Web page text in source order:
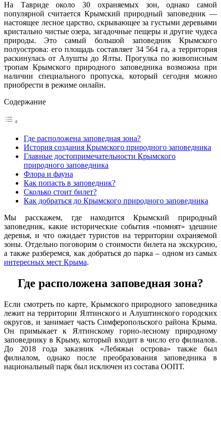
На Тавриде около 30 охраняемых зон, однако самой
популярной считается Крымский природный заповедник —
настоящее лесное царство, скрывающее за густыми деревьями
кристально чистые озера, загадочные пещеры и другие чудеса
природы. Это самый большой заповедник Крымского
полуострова: его площадь составляет 34 564 га, а территория
раскинулась от Алушты до Ялты. Прогулка по живописным
тропам Крымского природного заповедника возможна при
наличии специального пропуска, который сегодня можно
приобрести в режиме онлайн.
Содержание
Где расположена заповедная зона?
История создания Крымского природного заповедника
Главные достопримечательности Крымского
природного заповедника
Флора и фауна
Как попасть в заповедник?
Сколько стоит билет?
Как добраться до Крымского природного заповедника
Мы расскажем, где находится Крымский природный
заповедник, какие исторические события «помнят» здешние
деревья, и что ожидает туристов на территории охраняемой
зоны. Отдельно поговорим о стоимости билета на экскурсию,
а также разберемся, как добраться до парка – одном из самых
интересных мест Крыма.
Где расположена заповедная зона?
Если смотреть по карте, Крымского природного заповедника
лежит на территории Ялтинского и Алуштинского городских
округов, и занимает часть Симферопольского района Крыма.
Он примыкает к Ялтинскому горно-лесному природному
заповеднику в Крыму, который входит в число его филиалов.
До 2018 года заказник «Лебяжьи острова» также был
филиалом, однако после преобразования заповедника в
национальный парк был исключен из состава ООПТ.